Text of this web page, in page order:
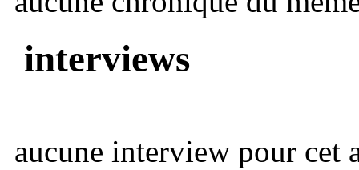
interviews
aucune interview pour cet